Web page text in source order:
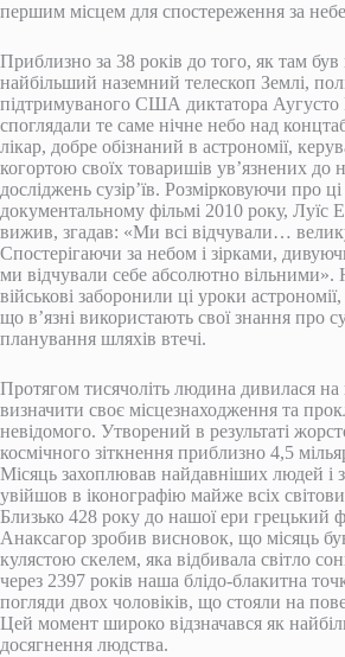
першим місцем для спостереження за
Приблизно за 38 років до того, як там
найбільший наземний телескоп Землі,
підтримуваного США диктатора Аугусто
споглядали те саме нічне небо над
лікар, добре обізнаний в астрономії,
когортою своїх товаришів ув’язнених до
досліджень сузір’їв. Розмірковуючи про
документальному фільмі 2010 року, Луїс
вижив, згадав: «Ми всі відчували…
Спостерігаючи за небом і зірками,
ми відчували себе абсолютно вільними».
військові заборонили ці уроки
що в’язні використають свої знання про
планування шляхів втечі.
Протягом тисячоліть людина дивилася
визначити своє місцезнаходження та
невідомого. Утворений в результаті
космічного зіткнення приблизно 4,5
Місяць захоплював найдавніших людей і
увійшов в іконографію майже всіх
Близько 428 року до нашої ери грецький
Анаксагор зробив висновок, що місяць
кулястою скелем, яка відбивала світло
через 2397 років наша блідо-блакитна
погляди двох чоловіків, що стояли на
Цей момент широко відзначався як
досягнення людства.